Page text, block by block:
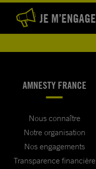
JE M’ENGAGE
AMNESTY FRANCE
Nous connaître
Notre organisation
Nos engagements
Transparence financière